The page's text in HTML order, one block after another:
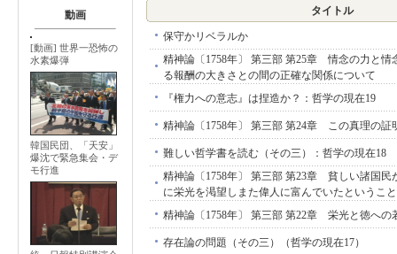
動画
[動画] 世界一恐怖の
水素爆弾
韓国民団、「天安」
爆沈で緊急集会・デ
モ行進
タイトル
保守かリベラルか
精神論〔1758年〕 第三部 第25章 情念の力と情
る報酬の大きさとの間の正確な関係について
『権力への意志』は捏造か？：哲学の現在19
精神論〔1758年〕 第三部 第24章 この真理の証
難しい哲学書を読む（その三）：哲学の現在18
精神論〔1758年〕 第三部 第23章 貧しい諸国民
に栄光を渇望しまた偉人に富んでいたということ
精神論〔1758年〕 第三部 第22章 栄光と徳への
存在論の問題（その三）（哲学の現在17）